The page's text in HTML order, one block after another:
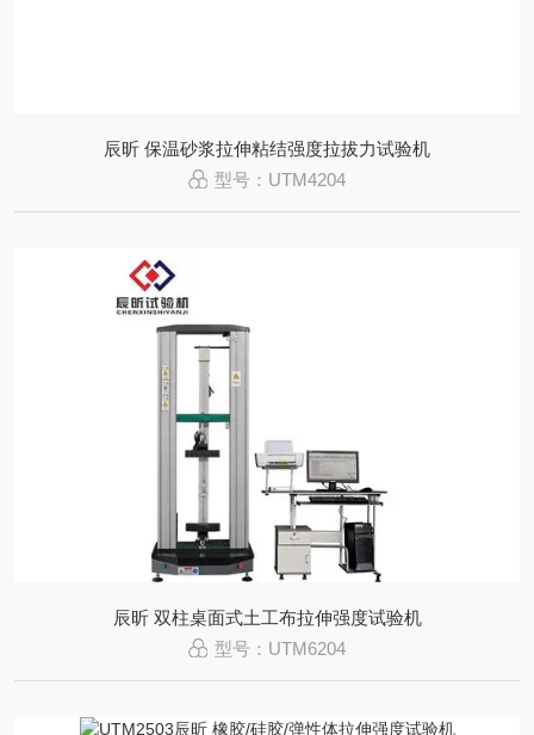
辰昕 保温砂浆拉伸粘结强度拉拔力试验机
型号：UTM4204
辰昕 双柱桌面式土工布拉伸强度试验机
型号：UTM6204